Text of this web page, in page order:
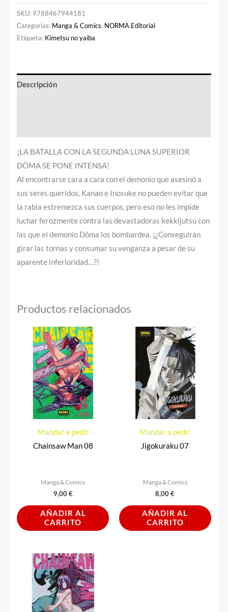
SKU: 9788467944181
Categorías: Manga & Comics, NORMA Editorial
Etiqueta: Kimetsu no yaiba
Descripción
¡LA BATALLA CON LA SEGUNDA LUNA SUPERIOR
DÔMA SE PONE INTENSA!
Al encontrarse cara a cara con el demonio que asesinó a
sus seres queridos, Kanao e Inosuke no pueden evitar que
la rabia estremezca sus cuerpos, pero eso no les impide
luchar ferozmente contra las devastadoras kekkijutsu con
las que el demonio Dôma los bombardea. ¡¿Conseguirán
girar las tornas y consumar su venganza a pesar de su
aparente inferioridad…?!
Productos relacionados
Mandar a pedir
Chainsaw Man 08
Manga & Comics
9,00€
AÑADIR AL
CARRITO
Mandar a pedir
Jigokuraku 07
Manga & Comics
8,00€
AÑADIR AL
CARRITO